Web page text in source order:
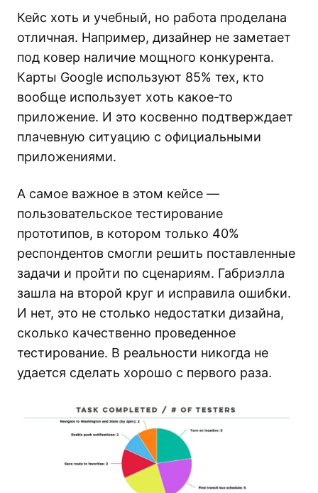
Кейс хоть и учебный, но работа проделана
отличная. Например, дизайнер не заметает
под ковер наличие мощного конкурента.
Карты Google используют 85% тех, кто
вообще использует хоть какое-то
приложение. И это косвенно подтверждает
плачевную ситуацию с официальными
приложениями.
А самое важное в этом кейсе —
пользовательское тестирование
прототипов, в котором только 40%
респондентов смогли решить поставленные
задачи и пройти по сценариям. Габриэлла
зашла на второй круг и исправила ошибки.
И нет, это не столько недостатки дизайна,
сколько качественно проведенное
тестирование. В реальности никогда не
удается сделать хорошо с первого раза.